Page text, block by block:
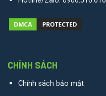
CHÍNH SÁCH
Chính sách bảo mật